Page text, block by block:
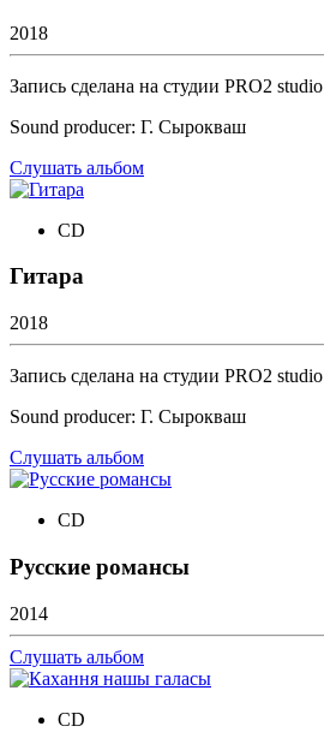
2018
Запись сделана на студии PRO2 studio
Sound producer: Г. Сырокваш
Слушать альбом
CD
Гитара
2018
Запись сделана на студии PRO2 studio
Sound producer: Г. Сырокваш
Слушать альбом
CD
Русские романсы
2014
Слушать альбом
CD